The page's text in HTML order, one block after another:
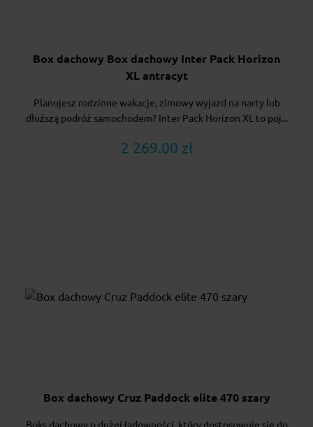
Box dachowy Box dachowy Inter Pack Horizon
XL antracyt
Planujesz rodzinne wakacje, zimowy wyjazd na narty lub
dłuższą podróż samochodem? Inter Pack Horizon XL to poj...
2 269.00 zł
Box dachowy Cruz Paddock elite 470 szary